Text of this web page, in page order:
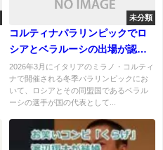
未分類
コルティナパラリンピックでロ
シアとベラルーシの出場が認め
られた理由はなぜ？
2026年3月にイタリアのミラノ・コルティ
ナで開催される冬季パラリンピックにお
いて、ロシアとその同盟国であるベラル
ーシの選手が国の代表として...